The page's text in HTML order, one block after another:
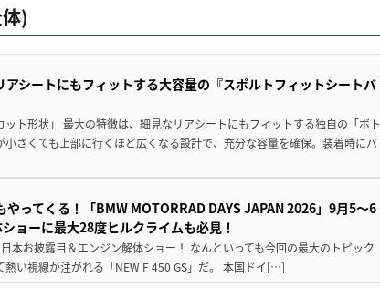
)
アシートにもフィットする大容量の『スポルトフィットシートバ
ト形状」 最大の特徴は、細見なリアシートにもフィットする独自の「ボト
小さくても上部に行くほど広くなる設計で、充分な容量を確保。装着時にバ
ってくる！「BMW MOTORRAD DAYS JAPAN 2026」9月5〜6
ョーに最大28度ヒルクライムも必見！
本お披露目＆エンジン解体ショー！ なんといっても今回の最大のトピック
熱い視線が注がれる「NEW F 450 GS」だ。 本国ドイ[…]